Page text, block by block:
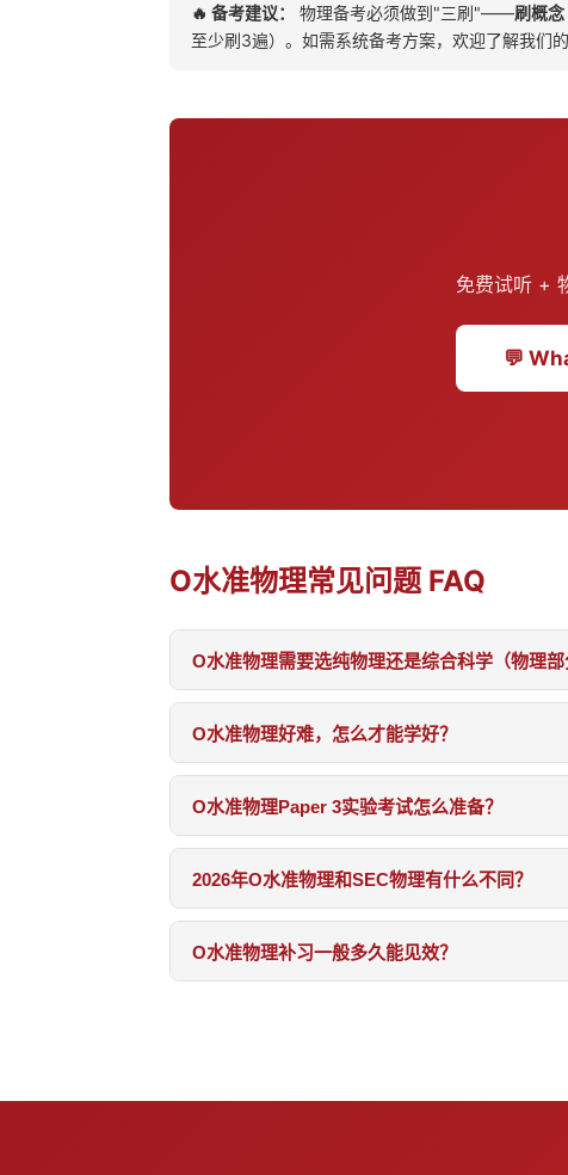
🔥 备考建议： 物理备考必须做到"三刷"——刷概念
至少刷3遍）。如需系统备考方案，欢迎了解我们的
免费试听 +
💬
O水准物理常见问题 FAQ
O水准物理需要选纯物理还是综合科学（物理部
O水准物理好难，怎么才能学好？
O水准物理Paper 3实验考试怎么准备？
2026年O水准物理和SEC物理有什么不同？
O水准物理补习一般多久能见效？